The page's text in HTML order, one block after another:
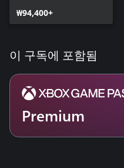
₩94,400+
이 구독에 포함됨
Premium